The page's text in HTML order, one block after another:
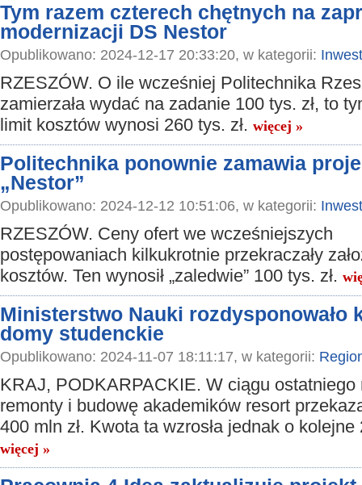
Tym razem czterech chętnych na
modernizacji DS Nestor
Opublikowano: 2024-12-17 20:33:20, w kategorii:
RZESZÓW. O ile wcześniej Politechnika
zamierzała wydać na zadanie 100 tys. zł, to
limit kosztów wynosi 260 tys. zł. więcej »
Politechnika ponownie zamawia
„Nestor”
Opublikowano: 2024-12-12 10:51:06, w kategorii:
RZESZÓW. Ceny ofert we wcześniejszych
postępowaniach kilkukrotnie przekraczały
kosztów. Ten wynosił „zaledwie” 100 tys. zł.
Ministerstwo Nauki rozdysponowało
domy studenckie
Opublikowano: 2024-11-07 18:11:17, w kategorii:
KRAJ, PODKARPACKIE. W ciągu ostatniego
remonty i budowę akademików resort
400 mln zł. Kwota ta wzrosła jednak o kolejne
więcej »